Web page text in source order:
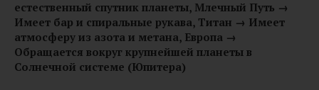
естественный спутник планеты, Млечный Путь →
Имеет бар и спиральные рукава, Титан → Имеет
атмосферу из азота и метана, Европа →
Обращается вокруг крупнейшей планеты в
Солнечной системе (Юпитера)